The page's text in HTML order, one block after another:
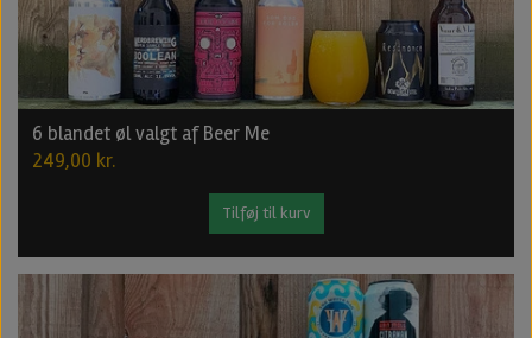
6 blandet øl valgt af Beer Me
249,00 kr.
Tilføj til kurv